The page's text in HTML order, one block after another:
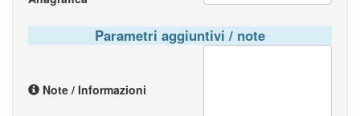
Parametri aggiuntivi / note
Note / Informazioni